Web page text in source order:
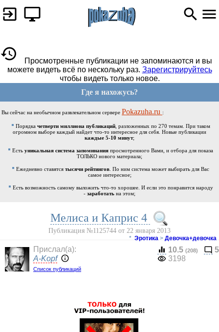
Просмотренные публикации не запоминаются и вы
можете видеть всё по нескольку раз. Зарегистрируйтесь
чтобы видеть только новое.
Где я нахожусь?
Вы сейчас на необычном развлекательном сервере Pokazuha.ru :
Порядка четверти миллиона публикаций, разложенных по 270 темам. При таком
огромном выборе каждый найдет что-то интересное для себя. Новые публикации
каждые 5-10 минут;
Есть уникальная система запоминания просмотренного Вами, и отбора для показа
ТОЛЬКО нового материала;
Ежедневно ставятся тысячи рейтингов . По ним система может выбирать для Вас
самое интересное;
Есть возможность самому выложить что-то хорошее. И если это понравится народу
- заработать на этом;
Мелиса и Каприс 4
Публикация №1125744 от 22 января 2013
* Эротика > Девочка+девочка
Прислал(a):
A-Kopf
Список публикаций
10.5 (208)
5
3198